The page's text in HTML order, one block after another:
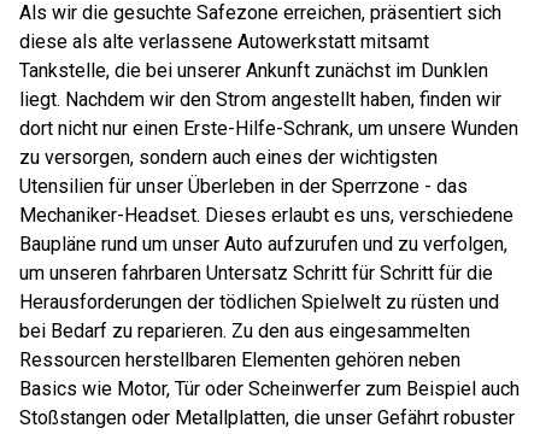
Als wir die gesuchte Safezone erreichen, präsentiert sich
diese als alte verlassene Autowerkstatt mitsamt
Tankstelle, die bei unserer Ankunft zunächst im Dunklen
liegt. Nachdem wir den Strom angestellt haben, finden wir
dort nicht nur einen Erste-Hilfe-Schrank, um unsere Wunden
zu versorgen, sondern auch eines der wichtigsten
Utensilien für unser Überleben in der Sperrzone - das
Mechaniker-Headset. Dieses erlaubt es uns, verschiedene
Baupläne rund um unser Auto aufzurufen und zu verfolgen,
um unseren fahrbaren Untersatz Schritt für Schritt für die
Herausforderungen der tödlichen Spielwelt zu rüsten und
bei Bedarf zu reparieren. Zu den aus eingesammelten
Ressourcen herstellbaren Elementen gehören neben
Basics wie Motor, Tür oder Scheinwerfer zum Beispiel auch
Stoßstangen oder Metallplatten, die unser Gefährt robuster